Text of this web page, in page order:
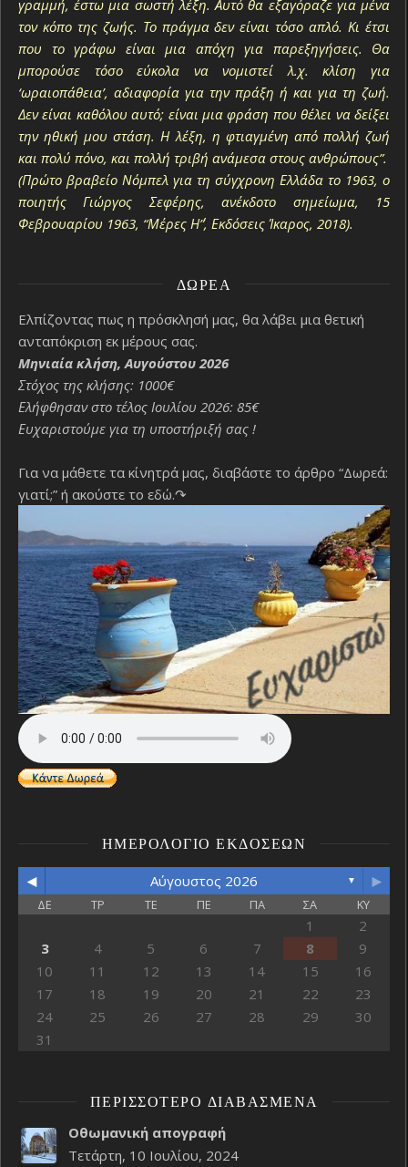
γραμμή, έστω μια σωστή λέξη. Αυτό θα εξαγόραζε για μένα
τον κόπο της ζωής. Το πράγμα δεν είναι τόσο απλό. Κι έτσι
που το γράφω είναι μια απόχη για παρεξηγήσεις. Θα
μπορούσε τόσο εύκολα να νομιστεί λ.χ. κλίση για
‘ωραιοπάθεια’, αδιαφορία για την πράξη ή και για τη ζωή.
Δεν είναι καθόλου αυτό; είναι μια φράση που θέλει να δείξει
την ηθική μου στάση. Η λέξη, η φτιαγμένη από πολλή ζωή
και πολύ πόνο, και πολλή τριβή ανάμεσα στους ανθρώπους”.
(Πρώτο βραβείο Νόμπελ για τη σύγχρονη Ελλάδα το 1963, ο
ποιητής Γιώργος Σεφέρης, ανέκδοτο σημείωμα, 15
Φεβρουαρίου 1963, “Μέρες Η΄”, Εκδόσεις Ίκαρος, 2018).
ΔΩΡΕΆ
Ελπίζοντας πως η πρόσκλησή μας, θα λάβει μια θετική
ανταπόκριση εκ μέρους σας.
Μηνιαία κλήση, Αυγούστου 2026
Στόχος της κλήσης: 1000€
Ελήφθησαν στο τέλος Ιουλίου 2026: 85€
Ευχαριστούμε για τη υποστήριξή σας !
Για να μάθετε τα κίνητρά μας, διαβάστε το άρθρο “Δωρεά:
γιατί;” ή ακούστε το εδώ.↷
ΗΜΕΡΟΛΌΓΙΟ ΕΚΔΌΣΕΩΝ
◄ Αύγουστος 2026 ▼ ►
ΔΕ ΤΡ ΤΕ ΠΕ ΠΑ ΣΑ ΚΥ
1
2
3
4 5 6 7 8
9
10
11 12 13 14 15
16
17
18 19 20 21 22
23
24
25 26 27 28 29
30
31
ΠΕΡΙΣΣΌΤΕΡΟ ΔΙΑΒΑΣΜΈΝΑ
Οθωμανική απογραφή
Τετάρτη, 10 Ιουλίου, 2024